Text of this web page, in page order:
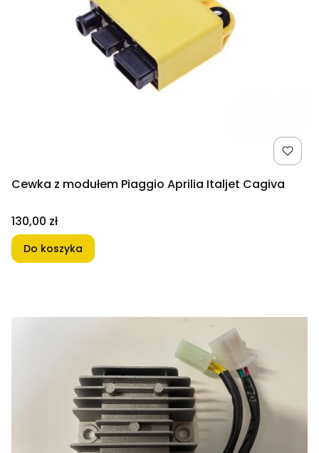
Cewka z modułem Piaggio Aprilia Italjet Cagiva
Cena
130,00 zł
Do koszyka